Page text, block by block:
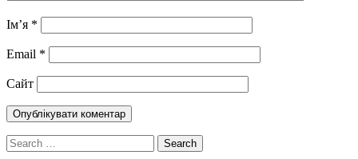
Ім’я *
Email *
Сайт